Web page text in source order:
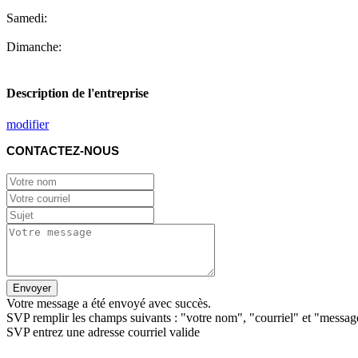
Samedi:
Dimanche:
Description de l'entreprise
modifier
CONTACTEZ-NOUS
Envoyer
Votre message a été envoyé avec succès.
SVP remplir les champs suivants : "votre nom", "courriel" et
SVP entrez une adresse courriel valide